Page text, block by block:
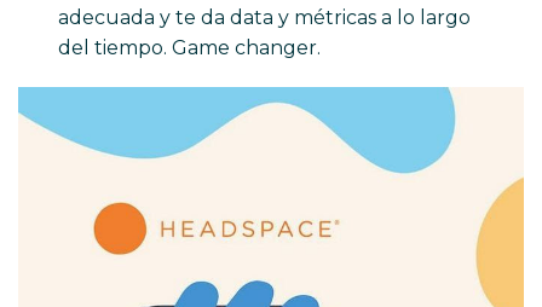
adecuada y te da data y métricas a lo largo
del tiempo. Game changer.